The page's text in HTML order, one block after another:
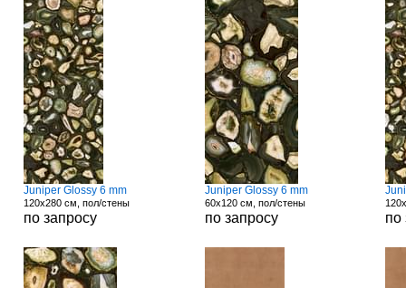
Juniper Glossy 6 mm
120x280 см, пол/стены
по запросу
Juniper Glossy 6 mm
60x120 см, пол/стены
по запросу по